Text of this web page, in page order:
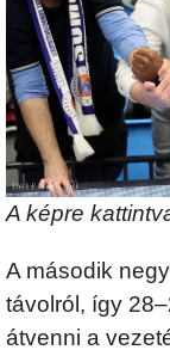
A képre
A második
távolról, így
átvenni a